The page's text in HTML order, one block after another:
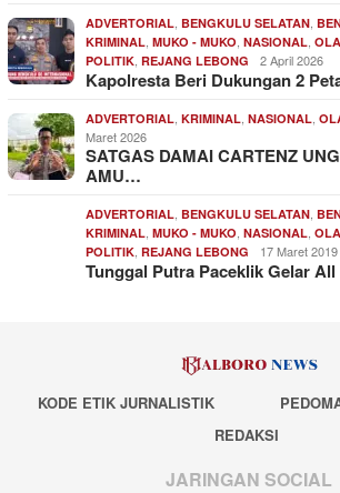
ADVERTORIAL BENGKULU SELATAN
KRIMINAL MUKO - MUKO NASIONAL
POLITIK REJANG LEBONG 2 April 2026
Kapolresta Beri Dukungan 2
ADVERTORIAL KRIMINAL NASIONAL
Maret 2026
SATGAS DAMAI CARTENZ
AMU…
ADVERTORIAL BENGKULU SELATAN
KRIMINAL MUKO - MUKO NASIONAL
POLITIK REJANG LEBONG 17 Maret 2019
Tunggal Putra Paceklik Gelar
KODE ETIK JURNALISTIK
REDAKSI
JARINGAN SOCIAL